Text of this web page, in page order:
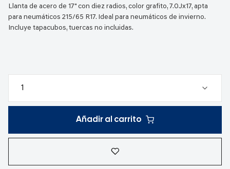
Llanta de acero de 17" con diez radios, color grafito, 7.0Jx17, apta
para neumáticos 215/65 R17. Ideal para neumáticos de invierno.
Incluye tapacubos, tuercas no incluidas.
Añadir al carrito